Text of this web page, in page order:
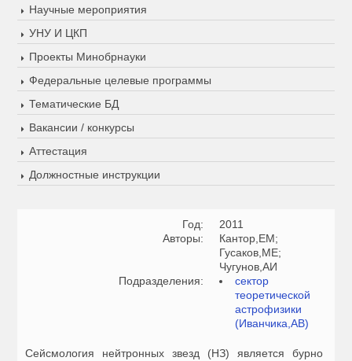
Научные мероприятия
УНУ И ЦКП
Проекты Минобрнауки
Федеральные целевые программы
Тематические БД
Вакансии / конкурсы
Аттестация
Должностные инструкции
Год:
2011
Авторы:
Кантор,ЕМ;
Гусаков,МЕ;
Чугунов,АИ
Подразделения:
сектор
теоретической
астрофизики
(Иванчика,АВ)
Сейсмология нейтронных звезд (НЗ) является бурно